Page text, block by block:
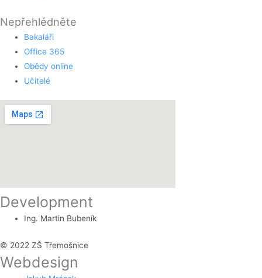
Nepřehlédněte
Bakaláři
Office 365
Obědy online
Učitelé
Development
Ing. Martin Bubeník
© 2022 ZŠ Třemošnice
Webdesign